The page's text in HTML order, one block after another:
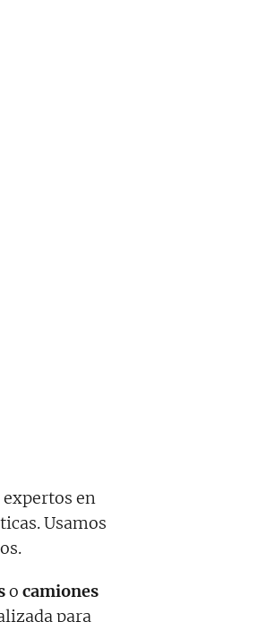
en
Usamos
o camiones
para